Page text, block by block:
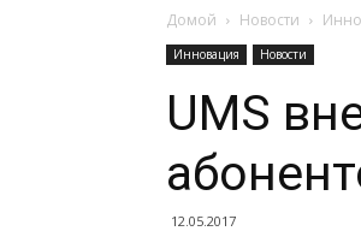
Домой Новости
Инновация Новости
UMS
12.05.2017